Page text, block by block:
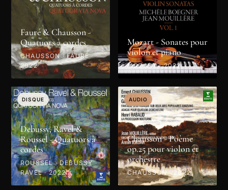
Fauré & Chausson -
Quatuors à cordes
CHAUSSON · FAURÉ ·
2022
Mozart - Sonates pour
violon et piano
MOZART · 2022
DISQUE
Debussy, Ravel &
Roussel - Quatuors à
cordes
ROUSSEL · DEBUSSY ·
RAVEL · 2022
AUDIO
Chausson - Poème
op.25 pour violon et
orchestre
CHAUSSON · 2022